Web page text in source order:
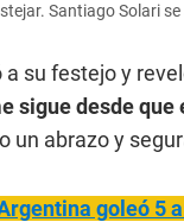
Santiago Solari
su festejo y
e sigue desde
un abrazo y
goleó 5